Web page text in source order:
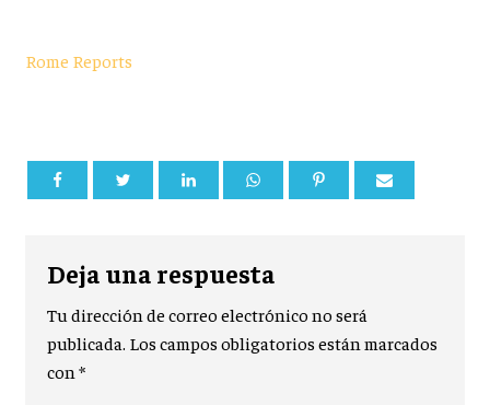
Rome Reports
Deja una respuesta
Tu dirección de correo electrónico no será
publicada. Los campos obligatorios están marcados
con*